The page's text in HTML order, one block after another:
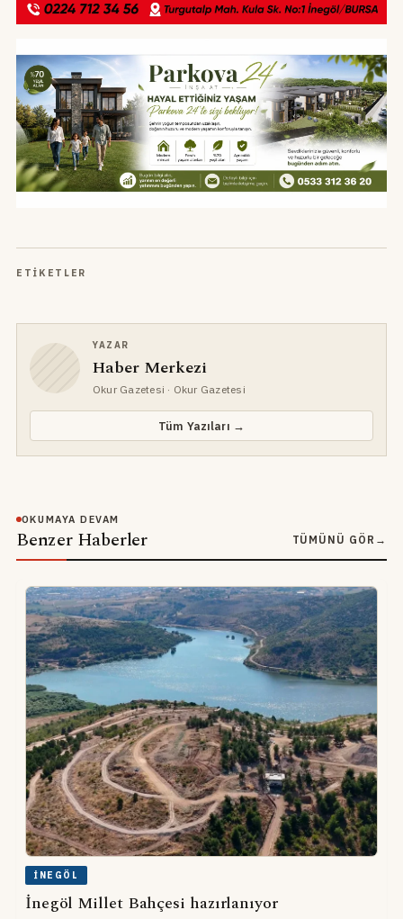
ETIKETLER
YAZAR
Haber Merkezi
Okur Gazetesi · Okur Gazetesi
Tüm Yazıları →
OKUMAYA DEVAM
Benzer Haberler TÜMÜNÜ GÖR →
İNEGÖL
İnegöl Millet Bahçesi hazırlanıyor